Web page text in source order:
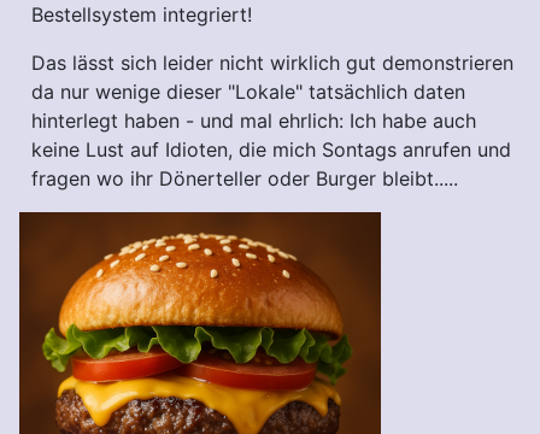
Bestellsystem integriert!
Das lässt sich leider nicht wirklich gut demonstrieren
da nur wenige dieser "Lokale" tatsächlich daten
hinterlegt haben - und mal ehrlich: Ich habe auch
keine Lust auf Idioten, die mich Sontags anrufen und
fragen wo ihr Dönerteller oder Burger bleibt.....